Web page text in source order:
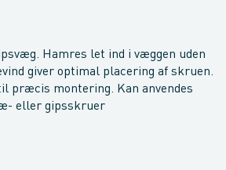
Hamres let ind i væggen uden
giver optimal placering af skruen.
præcis montering. Kan anvendes
eller gipsskruer